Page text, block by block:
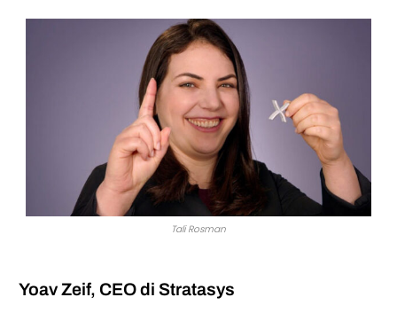
Tali Rosman
Yoav Zeif, CEO di Stratasys